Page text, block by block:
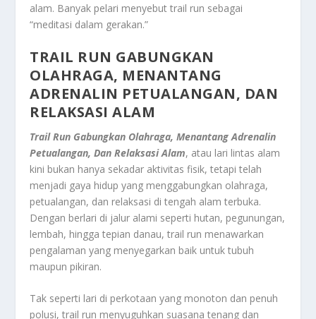
alam. Banyak pelari menyebut trail run sebagai
“meditasi dalam gerakan.”
TRAIL RUN GABUNGKAN
OLAHRAGA, MENANTANG
ADRENALIN PETUALANGAN, DAN
RELAKSASI ALAM
Trail Run Gabungkan Olahraga, Menantang Adrenalin
Petualangan, Dan Relaksasi Alam, atau lari lintas alam
kini bukan hanya sekadar aktivitas fisik, tetapi telah
menjadi gaya hidup yang menggabungkan olahraga,
petualangan, dan relaksasi di tengah alam terbuka.
Dengan berlari di jalur alami seperti hutan, pegunungan,
lembah, hingga tepian danau, trail run menawarkan
pengalaman yang menyegarkan baik untuk tubuh
maupun pikiran.
Tak seperti lari di perkotaan yang monoton dan penuh
polusi, trail run menyuguhkan suasana tenang dan